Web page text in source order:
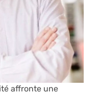
affronte une